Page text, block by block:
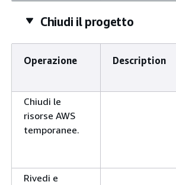
Chiudi il progetto
Operazione Description
Chiudi le
risorse AWS
temporanee.
Rivedi e